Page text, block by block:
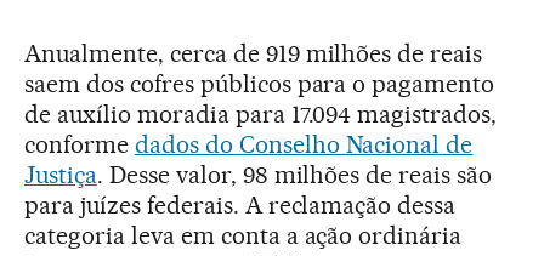
Anualmente, cerca de 919 milhões de reais
saem dos cofres públicos para o pagamento
de auxílio moradia para 17.094 magistrados,
conforme dados do Conselho Nacional de
Justiça. Desse valor, 98 milhões de reais são
para juízes federais. A reclamação dessa
categoria leva em conta a ação ordinária